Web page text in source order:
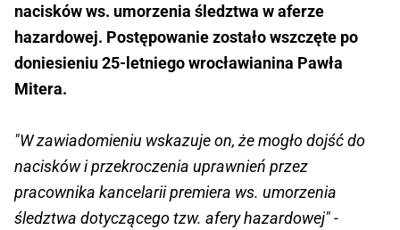
nacisków ws. umorzenia śledztwa w aferze
hazardowej. Postępowanie zostało wszczęte po
doniesieniu 25-letniego wrocławianina Pawła
Mitera.
"W zawiadomieniu wskazuje on, że mogło dojść do
nacisków i przekroczenia uprawnień przez
pracownika kancelarii premiera ws. umorzenia
śledztwa dotyczącego tzw. afery hazardowej" -